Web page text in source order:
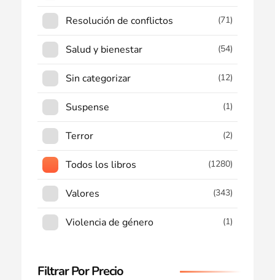
Resolución de conflictos (71)
Salud y bienestar (54)
Sin categorizar (12)
Suspense (1)
Terror (2)
Todos los libros (1280)
Valores (343)
Violencia de género (1)
Filtrar Por Precio